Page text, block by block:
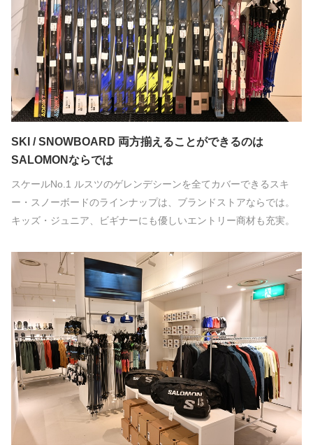
SKI / SNOWBOARD 両方揃えることができるのは
SALOMONならでは
スケールNo.1 ルスツのゲレンデシーンを全てカバーできるスキ
ー・スノーボードのラインナップは、ブランドストアならでは。
キッズ・ジュニア、ビギナーにも優しいエントリー商材も充実。